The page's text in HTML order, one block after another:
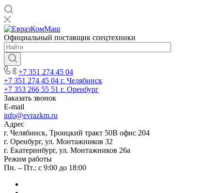
Официальный поставщик спецтехники
+7 351 274 45 04
+7 351 274 45 04 г. Челябинск
+7 353 266 55 51 г. Оренбург
Заказать звонок
E-mail
info@evrazkm.ru
Адрес
г. Челябинск, Троицкий тракт 50В офис 204
г. Оренбург, ул. Монтажников 32
г. Екатеринбург, ул. Монтажников 26а
Режим работы
Пн. – Пт.: с 9:00 до 18:00